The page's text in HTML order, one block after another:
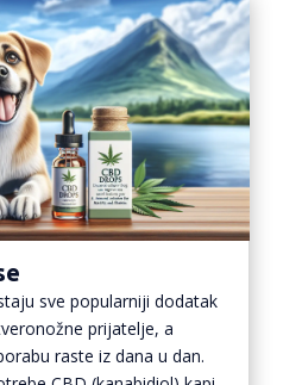
sve popularniji dodatak
prijatelje, a
raste iz dana u dan.